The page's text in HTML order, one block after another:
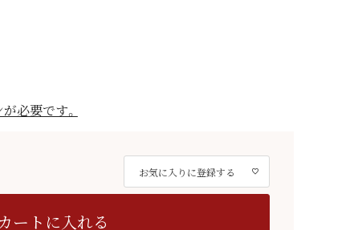
必要です。
お気に入りに登録する
カートに入れる